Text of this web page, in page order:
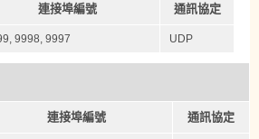
連接埠編號 通訊協定
9998, 9997 UDP
連接埠編號 通訊協定